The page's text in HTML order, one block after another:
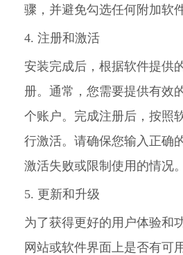
骤，并避免勾选任何附加软
4. 注册和激活
安装完成后，根据软件提供
册。通常，您需要提供有效
个账户。完成注册后，按照
行激活。请确保您输入正确
激活失败或限制使用的情况。
5. 更新和升级
为了获得更好的用户体验和
网站或软件界面上是否有可